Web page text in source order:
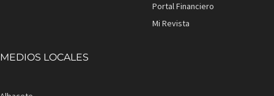
Portal Financiero
Mi Revista
MEDIOS LOCALES